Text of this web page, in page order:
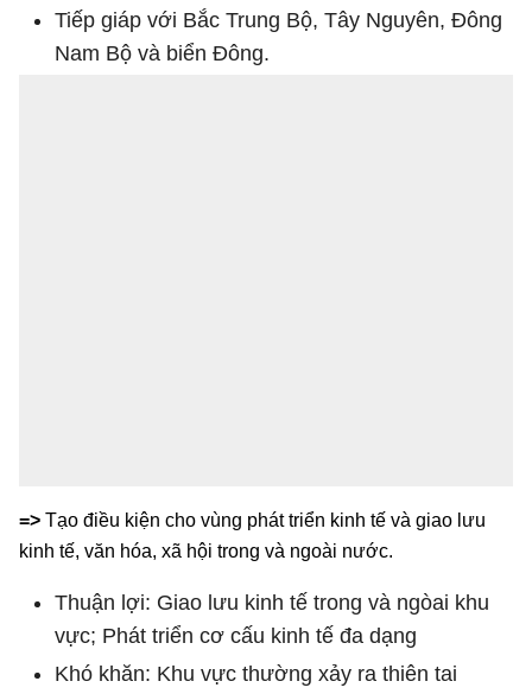
Tiếp giáp với Bắc Trung Bộ, Tây Nguyên, Đông
Nam Bộ và biển Đông.
=> Tạo điều kiện cho vùng phát triển kinh tế và giao lưu
kinh tế, văn hóa, xã hội trong và ngoài nước.
Thuận lợi: Giao lưu kinh tế trong và ngòai khu
vực; Phát triển cơ cấu kinh tế đa dạng
Khó khăn: Khu vực thường xảy ra thiên tai